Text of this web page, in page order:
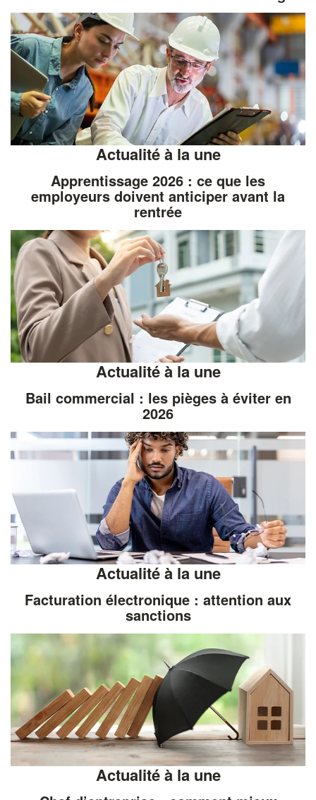
Actualité à la une
Apprentissage 2026 : ce que les
employeurs doivent anticiper avant la
rentrée
Actualité à la une
Bail commercial : les pièges à éviter en
2026
Actualité à la une
Facturation électronique : attention aux
sanctions
Actualité à la une